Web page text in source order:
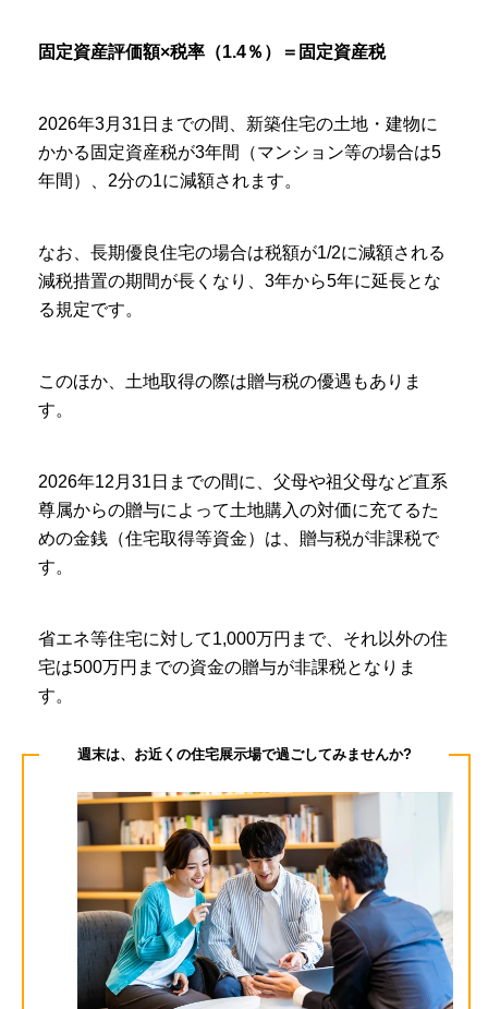
固定資産評価額×税率（1.4％）＝固定資産税
2026年3月31日までの間、新築住宅の土地・建物に
かかる固定資産税が3年間（マンション等の場合は5
年間）、2分の1に減額されます。
なお、長期優良住宅の場合は税額が1/2に減額される
減税措置の期間が長くなり、3年から5年に延長とな
る規定です。
このほか、土地取得の際は贈与税の優遇もありま
す。
2026年12月31日までの間に、父母や祖父母など直系
尊属からの贈与によって土地購入の対価に充てるた
めの金銭（住宅取得等資金）は、贈与税が非課税で
す。
省エネ等住宅に対して1,000万円まで、それ以外の住
宅は500万円までの資金の贈与が非課税となりま
す。
週末は、お近くの住宅展示場で過ごしてみませんか?